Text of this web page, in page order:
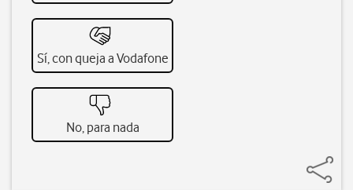
Sí, con queja a Vodafone
No, para nada